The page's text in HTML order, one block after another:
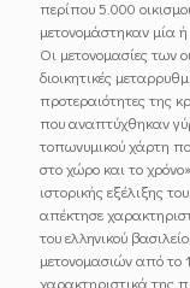
περίπου 5.000
μετονομάστηκαν μία ή
Οι μετονομασίες των
διοικητικές
προτεραιότητες της
που αναπτύχθηκαν
τοπωνυμικού χάρτη
στο χώρο και το
ιστορικής εξέλιξης
απέκτησε
του ελληνικού
μετονομασιών από το
χαρακτηριστικά της